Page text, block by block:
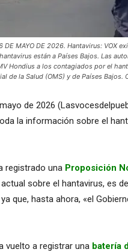
DE MAYO DE 2026. Hantavirus:
están a Países Bajos. Las
Hondius a los contagiados por el
de la Salud (OMS) y de Países Bajos.
de 2026
la información sobre el
registrado una Proposición
sobre el hantavirus, es
que, hasta ahora, «el
vuelto a registrar una batería